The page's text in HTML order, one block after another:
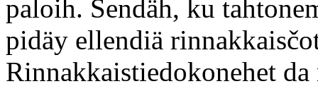
paloih. Sendäh, ku
pidäy ellendiä
Rinnakkaistiedokonehet